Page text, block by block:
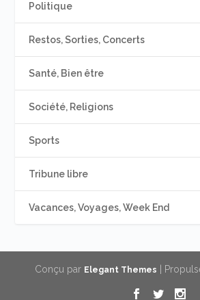
Politique
Restos, Sorties, Concerts
Santé, Bien être
Société, Religions
Sports
Tribune libre
Vacances, Voyages, Week End
Conçu par Elegant Themes |